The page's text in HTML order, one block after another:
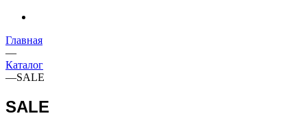
Главная
—
Каталог
—SALE
SALE